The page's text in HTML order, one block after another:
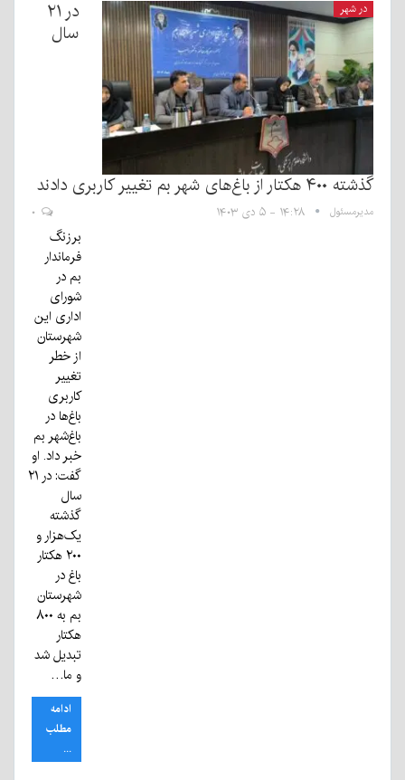
در شهر
در ۲۱
سال
گذشته ۴۰۰ هکتار از باغ‌های شهر بم تغییر کاربری دادند
مدیرمسئول ۱۴:۲۸ - ۵ دی ۱۴۰۳
برزنگ
فرماندار
بم در
شورای
اداری این
شهرستان
از خطر
تغییر
کاربری
باغ‌ها در
باغ‌شهر بم
خبر داد. او
گفت: در ۲۱
سال
گذشته
یک‌هزار و
۲۰۰ هکتار
باغ در
شهرستان
بم به ۸۰۰
هکتار
تبدیل شد
و ما…
ادامه
مطلب
...